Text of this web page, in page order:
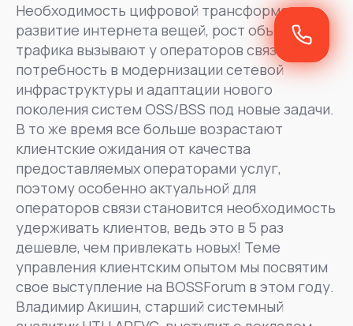
Необходимость цифровой трансформации,
развитие интернета вещей, рост объемов
трафика вызывают у операторов связи
потребность в модернизации сетевой
инфраструктуры и адаптации нового
поколения систем OSS/BSS под новые задачи.
В то же время все больше возрастают
клиентские ожидания от качества
предоставляемых операторами услуг,
поэтому особенно актуальной для
операторов связи становится необходимость
удерживать клиентов, ведь это в 5 раз
дешевле, чем привлекать новых! Теме
управления клиентским опытом мы посвятим
свое выступление на BOSSForum в этом году.
Владимир Акишин, старший системный